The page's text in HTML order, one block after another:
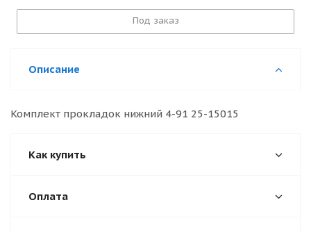
Под заказ
Описание
Комплект прокладок нижний 4-91 25-15015
Как купить
Оплата